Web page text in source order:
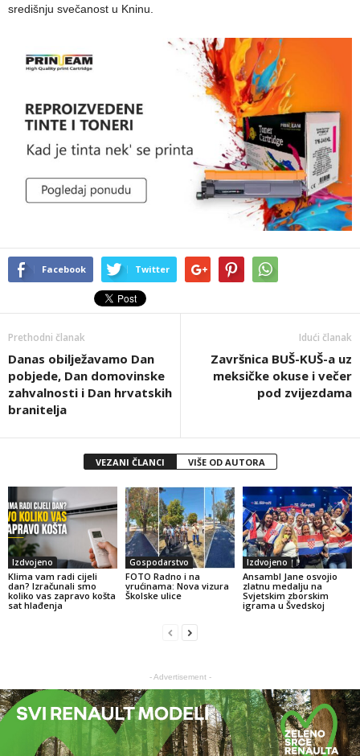
središnju svečanost u Kninu.
Facebook Twitter
Prethodni članak
Danas obilježavamo Dan
pobjede, Dan domovinske
zahvalnosti i Dan hrvatskih
branitelja
Idući članak
Završnica BUŠ-KUŠ-a uz
meksičke okuse i večer
pod zvijezdama
VEZANI ČLANCI VIŠE OD AUTORA
Izdvojeno
Klima vam radi cijeli
dan? Izračunali smo
koliko vas zapravo košta
sat hlađenja
Gospodarstvo
FOTO Radno i na
vrućinama: Nova vizura
Školske ulice
Izdvojeno
Ansambl Jane osvojio
zlatnu medalju na
Svjetskim zborskim
igrama u Švedskoj
- Advertisement -